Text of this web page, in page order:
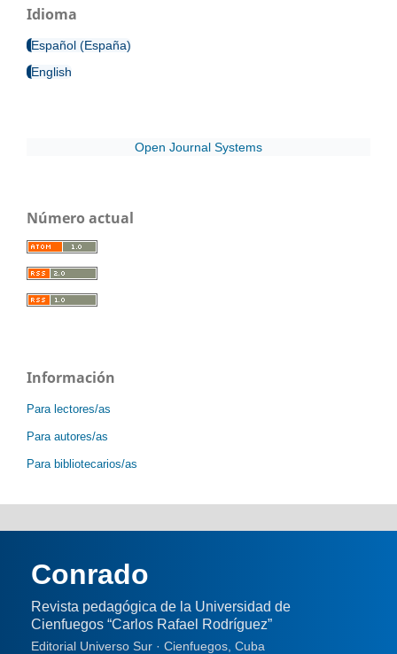
Idioma
Español (España)
English
Open Journal Systems
Número actual
Información
Para lectores/as
Para autores/as
Para bibliotecarios/as
Conrado
Revista pedagógica de la Universidad de
Cienfuegos “Carlos Rafael Rodríguez”
Editorial Universo Sur · Cienfuegos, Cuba